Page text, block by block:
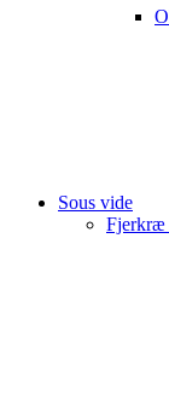
Sous vide
Fjerkræ